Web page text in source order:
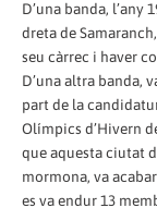
D’una banda, l’any
dreta de
seu càrrec i haver
D’una altra banda,
part de la
Olímpics d’Hivern
que aquesta ciutat
mormona, va
es va endur 13